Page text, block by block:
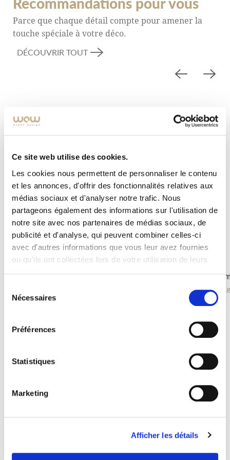
Ce site web utilise des cookies.
Les cookies nous permettent de personnaliser le contenu
et les annonces, d'offrir des fonctionnalités relatives aux
médias sociaux et d'analyser notre trafic. Nous
partageons également des informations sur l'utilisation de
notre site avec nos partenaires de médias sociaux, de
publicité et d'analyse, qui peuvent combiner celles-ci
avec d'autres informations que vous leur avez fournies
ou qu'ils ont collectées lors de votre utilisation de leurs
Nécessaires
Préférences
Statistiques
Marketing
Afficher les détails
Parce que chaque détail compte pour amener la
touche spéciale à votre déco.
DÉCOUVRIR TOUT
Souvent recherchés avec